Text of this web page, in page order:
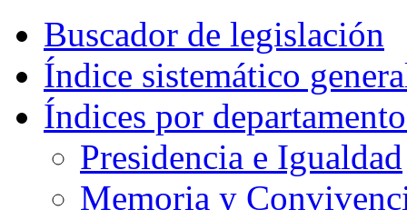
Buscador de legislación
Índice sistemático
Índices por
Presidencia e Igualdad
Memoria y